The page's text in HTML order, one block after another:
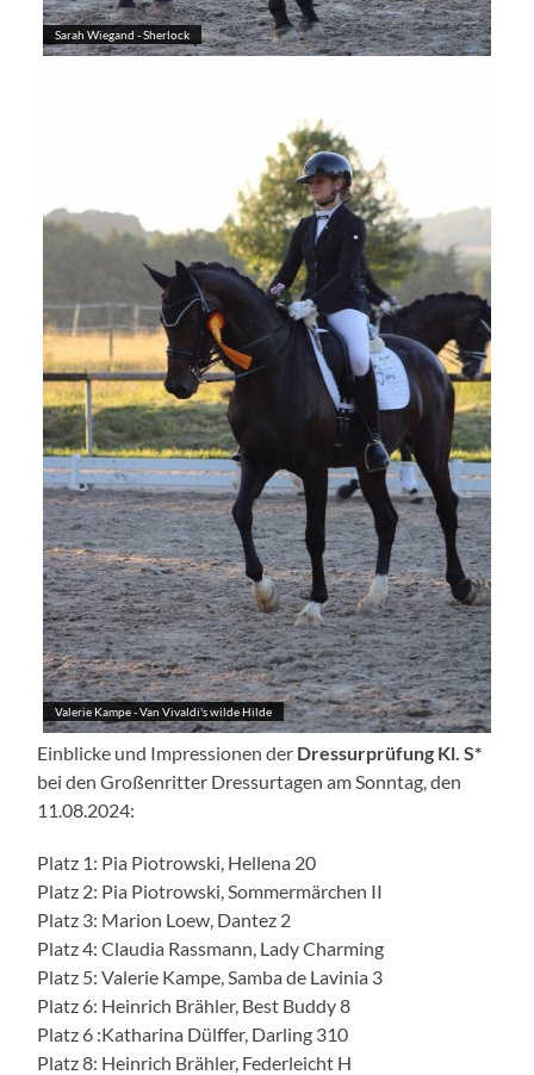
Sarah Wiegand - Sherlock
Valerie Kampe - Van Vivaldi's wilde Hilde
Einblicke und Impressionen der Dressurprüfung Kl. S*
bei den Großenritter Dressurtagen am Sonntag, den
11.08.2024:
Platz 1: Pia Piotrowski, Hellena 20
Platz 2: Pia Piotrowski, Sommermärchen II
Platz 3: Marion Loew, Dantez 2
Platz 4: Claudia Rassmann, Lady Charming
Platz 5: Valerie Kampe, Samba de Lavinia 3
Platz 6: Heinrich Brähler, Best Buddy 8
Platz 6 :Katharina Dülffer, Darling 310
Platz 8: Heinrich Brähler, Federleicht H